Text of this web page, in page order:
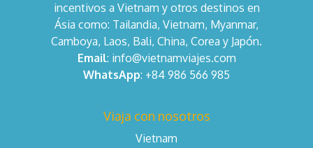
incentivos a Vietnam y otros destinos en
Ásia como: Tailandia, Vietnam, Myanmar,
Camboya, Laos, Bali, China, Corea y Japón.
Email: info@vietnamviajes.com
WhatsApp: +84 986 566 985
Viaja con nosotros
Vietnam